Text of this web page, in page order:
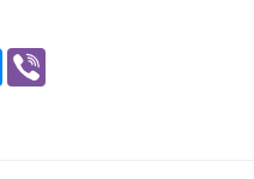
Messenger
Viber